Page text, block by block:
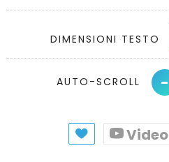
DIMENSIONI TESTO
AUTO-SCROLL -
Video